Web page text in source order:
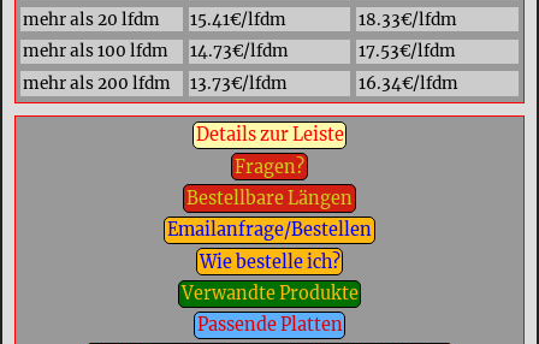
mehr als 20 lfdm
15.41€/lfdm
18.33€/lfdm
mehr als 100 lfdm
14.73€/lfdm
17.53€/lfdm
mehr als 200 lfdm
13.73€/lfdm 16.34€/lfdm
Details zur Leiste
Fragen?
Bestellbare Längen
Emailanfrage/Bestellen
Wie bestelle ich?
Verwandte Produkte
Passende Platten